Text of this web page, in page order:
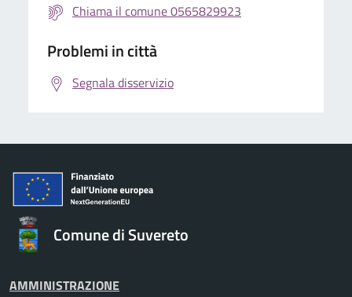
Chiama il comune 0565829923
Problemi in città
Segnala disservizio
Comune di Suvereto
AMMINISTRAZIONE